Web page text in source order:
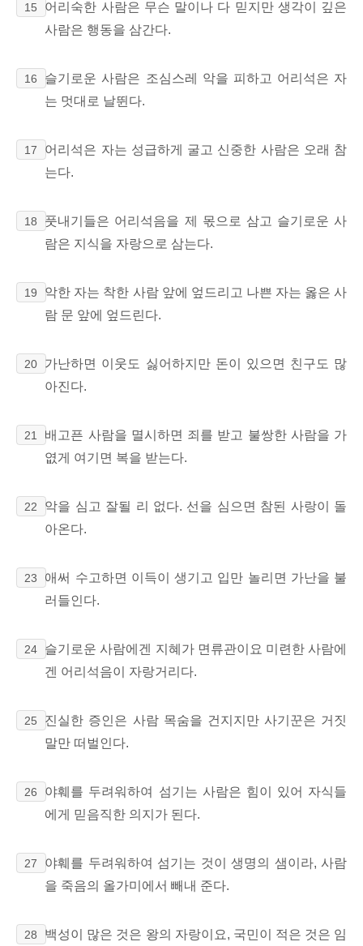
15
어리숙한 사람은 무슨 말이나 다 믿지만 생각이 깊은
사람은 행동을 삼간다.
16
슬기로운 사람은 조심스레 악을 피하고 어리석은 자
는 멋대로 날뛴다.
17
어리석은 자는 성급하게 굴고 신중한 사람은 오래 참
는다.
18
풋내기들은 어리석음을 제 몫으로 삼고 슬기로운 사
람은 지식을 자랑으로 삼는다.
19
악한 자는 착한 사람 앞에 엎드리고 나쁜 자는 옳은 사
람 문 앞에 엎드린다.
20
가난하면 이웃도 싫어하지만 돈이 있으면 친구도 많
아진다.
21
배고픈 사람을 멸시하면 죄를 받고 불쌍한 사람을 가
엾게 여기면 복을 받는다.
22
악을 심고 잘될 리 없다. 선을 심으면 참된 사랑이 돌
아온다.
23
애써 수고하면 이득이 생기고 입만 놀리면 가난을 불
러들인다.
24
슬기로운 사람에겐 지혜가 면류관이요 미련한 사람에
겐 어리석음이 자랑거리다.
25
진실한 증인은 사람 목숨을 건지지만 사기꾼은 거짓
말만 떠벌인다.
26
야훼를 두려워하여 섬기는 사람은 힘이 있어 자식들
에게 믿음직한 의지가 된다.
27
야훼를 두려워하여 섬기는 것이 생명의 샘이라, 사람
을 죽음의 올가미에서 빼내 준다.
28
백성이 많은 것은 왕의 자랑이요, 국민이 적은 것은 임